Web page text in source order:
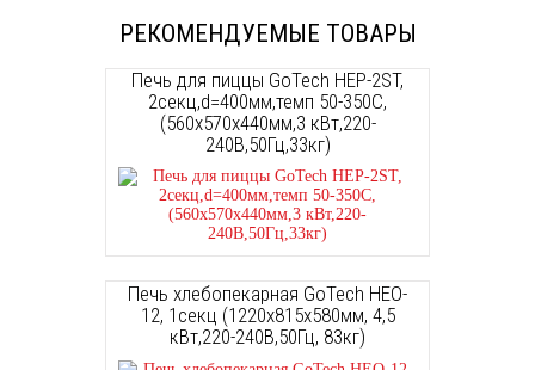
РЕКОМЕНДУЕМЫЕ ТОВАРЫ
Печь для пиццы GoTech HEP-2ST,
2секц,d=400мм,темп 50-350С,
(560х570х440мм,3 кВт,220-
240В,50Гц,33кг)
Печь хлебопекарная GoTech HEO-
12, 1секц (1220х815х580мм, 4,5
кВт,220-240В,50Гц, 83кг)